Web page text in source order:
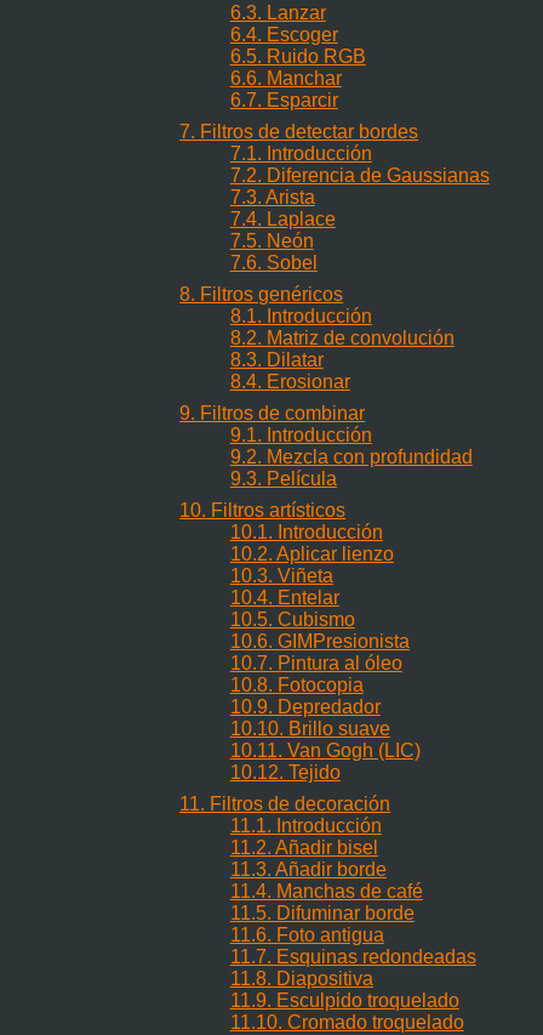
6.3. Lanzar
6.4. Escoger
6.5. Ruido RGB
6.6. Manchar
6.7. Esparcir
7. Filtros de detectar bordes
7.1. Introducción
7.2. Diferencia de Gaussianas
7.3. Arista
7.4. Laplace
7.5. Neón
7.6. Sobel
8. Filtros genéricos
8.1. Introducción
8.2. Matriz de convolución
8.3. Dilatar
8.4. Erosionar
9. Filtros de combinar
9.1. Introducción
9.2. Mezcla con profundidad
9.3. Película
10. Filtros artísticos
10.1. Introducción
10.2. Aplicar lienzo
10.3. Viñeta
10.4. Entelar
10.5. Cubismo
10.6. GIMPresionista
10.7. Pintura al óleo
10.8. Fotocopia
10.9. Depredador
10.10. Brillo suave
10.11. Van Gogh (LIC)
10.12. Tejido
11. Filtros de decoración
11.1. Introducción
11.2. Añadir bisel
11.3. Añadir borde
11.4. Manchas de café
11.5. Difuminar borde
11.6. Foto antigua
11.7. Esquinas redondeadas
11.8. Diapositiva
11.9. Esculpido troquelado
11.10. Cromado troquelado